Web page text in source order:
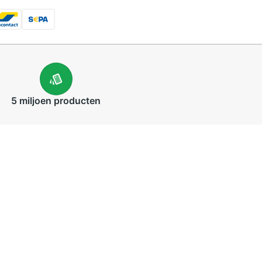
5 miljoen producten